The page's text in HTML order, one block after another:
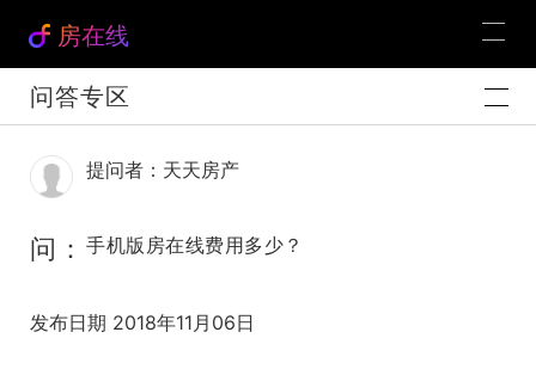
房在线
问答专区
提问者：天天房产
问： 手机版房在线费用多少？
发布日期 2018年11月06日